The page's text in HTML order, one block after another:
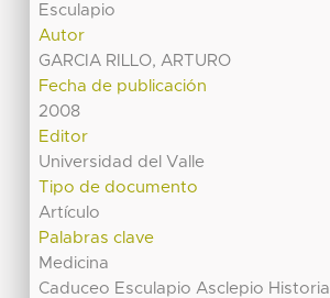
Esculapio
Autor
GARCIA RILLO, ARTURO
Fecha de publicación
2008
Editor
Universidad del Valle
Tipo de documento
Artículo
Palabras clave
Medicina
Caduceo Esculapio Asclepio Historia